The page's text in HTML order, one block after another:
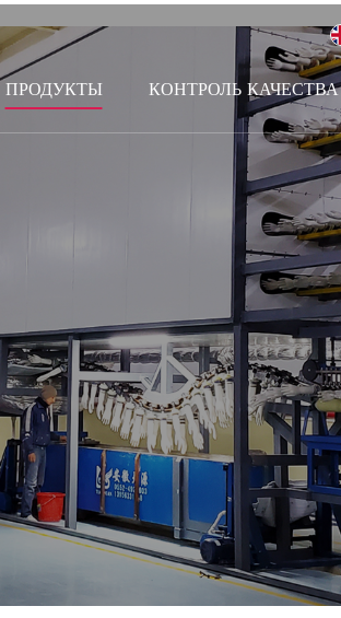
ПРОДУКТЫ КОНТРОЛЬ КАЧЕСТВА